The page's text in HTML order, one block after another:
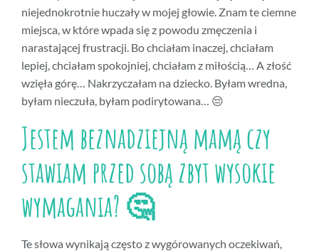
niejednokrotnie huczały w mojej głowie. Znam te ciemne
miejsca, w które wpada się z powodu zmęczenia i
narastającej frustracji. Bo chciałam inaczej, chciałam
lepiej, chciałam spokojniej, chciałam z miłością… A złość
wzięła górę… Nakrzyczałam na dziecko. Byłam wredna,
byłam nieczuła, byłam podirytowana… 😔
Jestem beznadziejną mamą czy
stawiam przed sobą zbyt wysokie
wymagania? 🤔
Te słowa wynikają często z wygórowanych oczekiwań,